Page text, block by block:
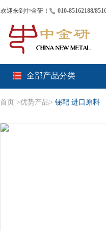
欢迎来到中金研！ 010-85162188/
全部产品分类
首页 >优势产品> 铋靶 进口原料